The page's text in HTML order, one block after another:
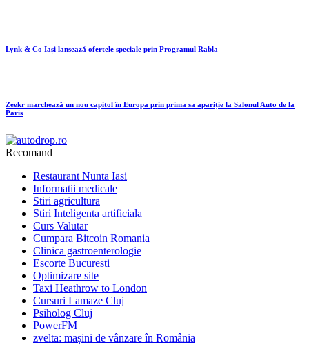
Lynk & Co Iași lansează ofertele speciale prin Programul Rabla
Zeekr marchează un nou capitol în Europa prin prima sa apariție la Salonul Auto de la
Paris
Recomand
Restaurant Nunta Iasi
Informatii medicale
Stiri agricultura
Stiri Inteligenta artificiala
Curs Valutar
Cumpara Bitcoin Romania
Clinica gastroenterologie
Escorte Bucuresti
Optimizare site
Taxi Heathrow to London
Cursuri Lamaze Cluj
Psiholog Cluj
PowerFM
zvelta: mașini de vânzare în România